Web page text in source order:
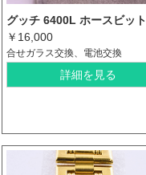
グッチ 6400L ホースビット
￥16,000
合せガラス交換、電池交換
詳細を見る